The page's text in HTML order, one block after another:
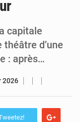
capitale
d’une
: après…
2026